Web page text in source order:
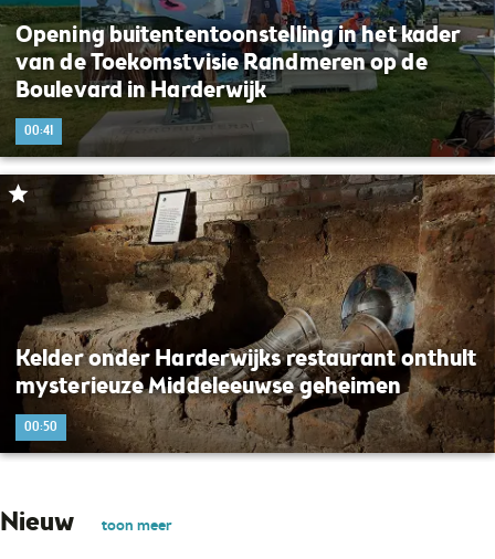
Opening buitententoonstelling in het kader
van de Toekomstvisie Randmeren op de
Boulevard in Harderwijk
00:41
Kelder onder Harderwijks restaurant onthult
mysterieuze Middeleeuwse geheimen
00:50
Nieuw toon meer